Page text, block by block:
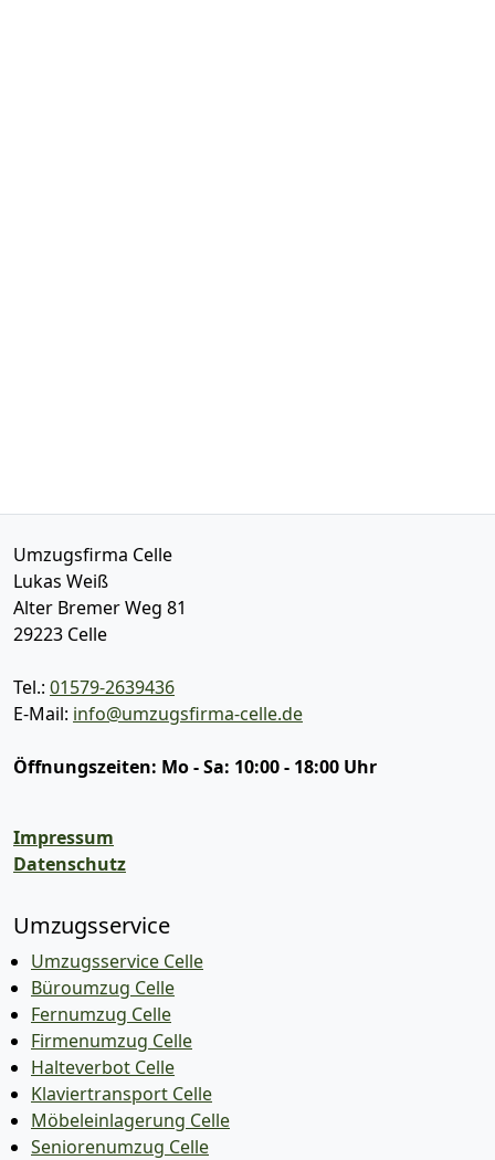
Umzugsfirma Celle
Lukas Weiß
Alter Bremer Weg 81
29223 Celle
Tel.: 01579-2639436
E-Mail: info@umzugsfirma-celle.de
Öffnungszeiten: Mo - Sa: 10:00 - 18:00 Uhr
Impressum
Datenschutz
Umzugsservice
Umzugsservice Celle
Büroumzug Celle
Fernumzug Celle
Firmenumzug Celle
Halteverbot Celle
Klaviertransport Celle
Möbeleinlagerung Celle
Seniorenumzug Celle